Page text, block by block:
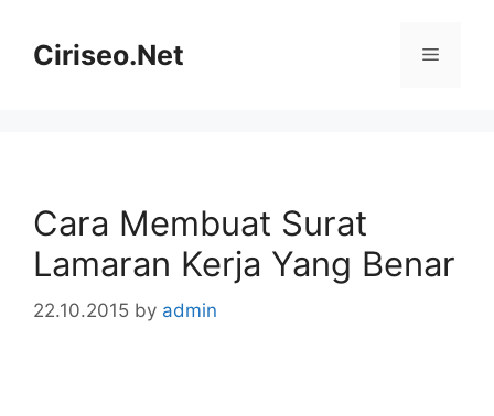
contentCiriseo.Net Menu
Cara Membuat Surat
Lamaran Kerja Yang Benar
22.10.2015 by admin